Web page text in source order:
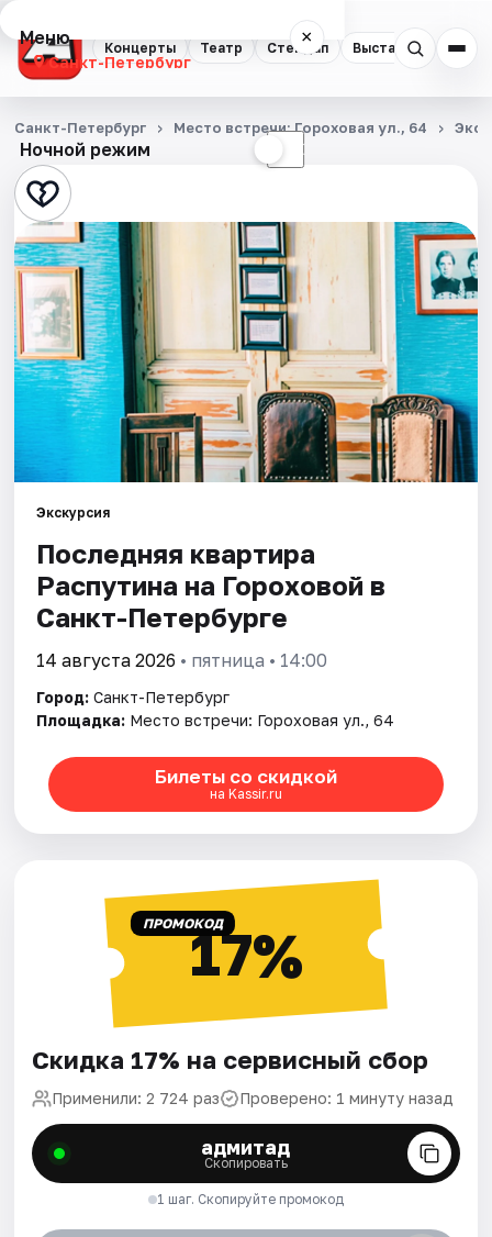
Концерты Театр Стендап Выставки
Меню ×
Санкт-Петербург
Концерты
Театр
Стендап
Выставки
Квесты
Экскурсии
Спорт
События
Города
Площадки
Артисты
Рейтинги
Ночной режим ☾
Санкт-Петербург Место встречи: Гороховая ул., 64
Экскурсия
Последняя квартира
Распутина на Гороховой в
Санкт-Петербурге
14 августа 2026 • пятница • 14:00
Город: Санкт-Петербург
Площадка: Место встречи: Гороховая ул., 64
Билеты со скидкой
на Kassir.ru
ПРОМОКОД17%
Скидка 17% на сервисный сбор
Применили: 2 724 раз Проверено: 1 минуту назад
адмитад
Скопировать
1 шаг. Скопируйте промокод